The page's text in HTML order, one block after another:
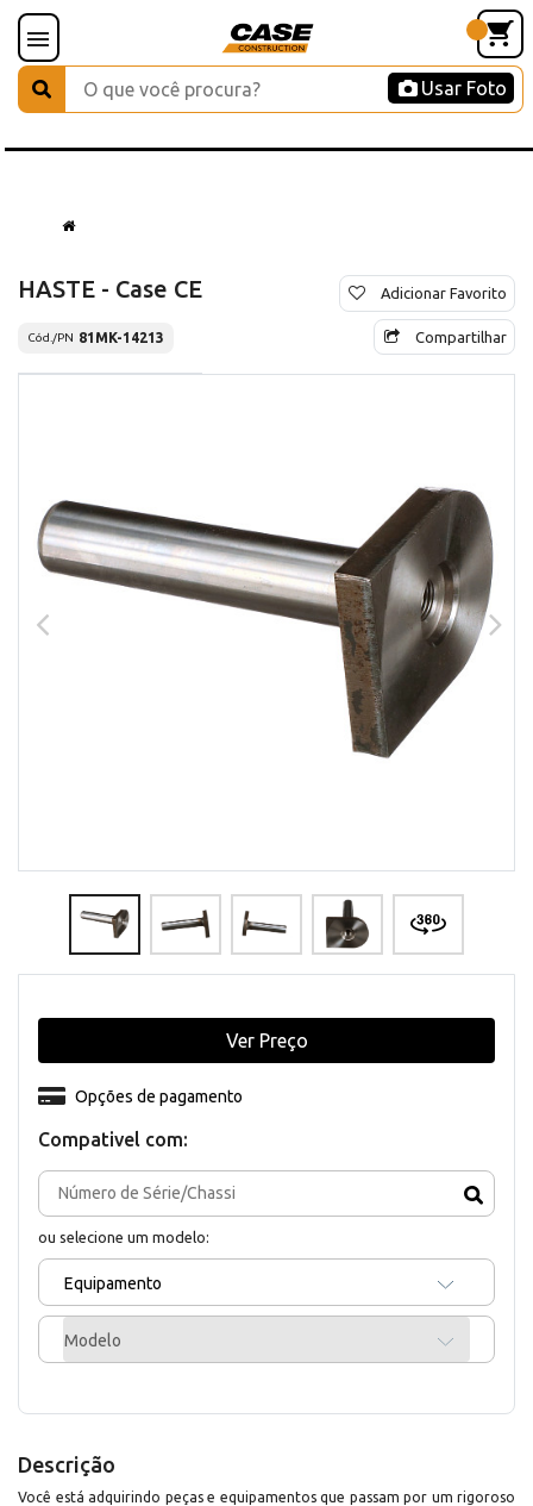
Usar Foto
HASTE - Case CE
Cód./PN 81MK-14213
Adicionar Favorito
Compartilhar
Compativel com:
ou selecione um modelo:
Equipamento
Modelo
Opções de pagamento
Ver Preço
Descrição
Você está adquirindo peças e equipamentos que passam por um rigoroso